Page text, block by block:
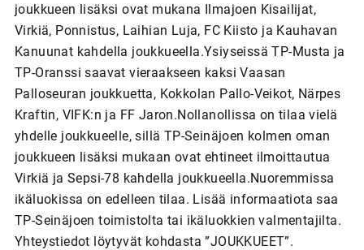
joukkueen lisäksi ovat mukana Ilmajoen Kisailijat,
Virkiä, Ponnistus, Laihian Luja, FC Kiisto ja Kauhavan
Kanuunat kahdella joukkueella.Ysiyseissä TP-Musta ja
TP-Oranssi saavat vieraakseen kaksi Vaasan
Palloseuran joukkuetta, Kokkolan Pallo-Veikot, Närpes
Kraftin, VIFK:n ja FF Jaron.Nollanollissa on tilaa vielä
yhdelle joukkueelle, sillä TP-Seinäjoen kolmen oman
joukkueen lisäksi mukaan ovat ehtineet ilmoittautua
Virkiä ja Sepsi-78 kahdella joukkueella.Nuoremmissa
ikäluokissa on edelleen tilaa. Lisää informaatiota saa
TP-Seinäjoen toimistolta tai ikäluokkien valmentajilta.
Yhteystiedot löytyvät kohdasta ”JOUKKUEET”.